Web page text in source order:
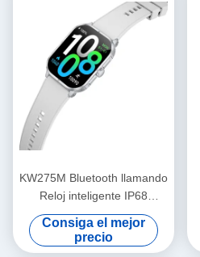
KW275M Bluetooth llamando
Reloj inteligente IP68
impermeable Isla dinámica
Reloj inteligente 2.02
pulgadas
Consiga el mejor
precio